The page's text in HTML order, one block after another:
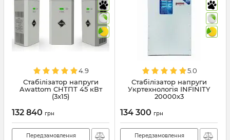
4.9
Стабілізатор напруги
Awattom СНТПТ 45 кВт
(3x15)
132 840 грн
Передзамовлення
5.0
Стабілізатор напруги
Укртехнологія INFINITY
20000х3
134 300 грн
Передзамовлення